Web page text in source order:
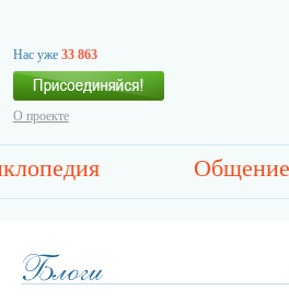
Нас уже 33 863
О проекте
Общение